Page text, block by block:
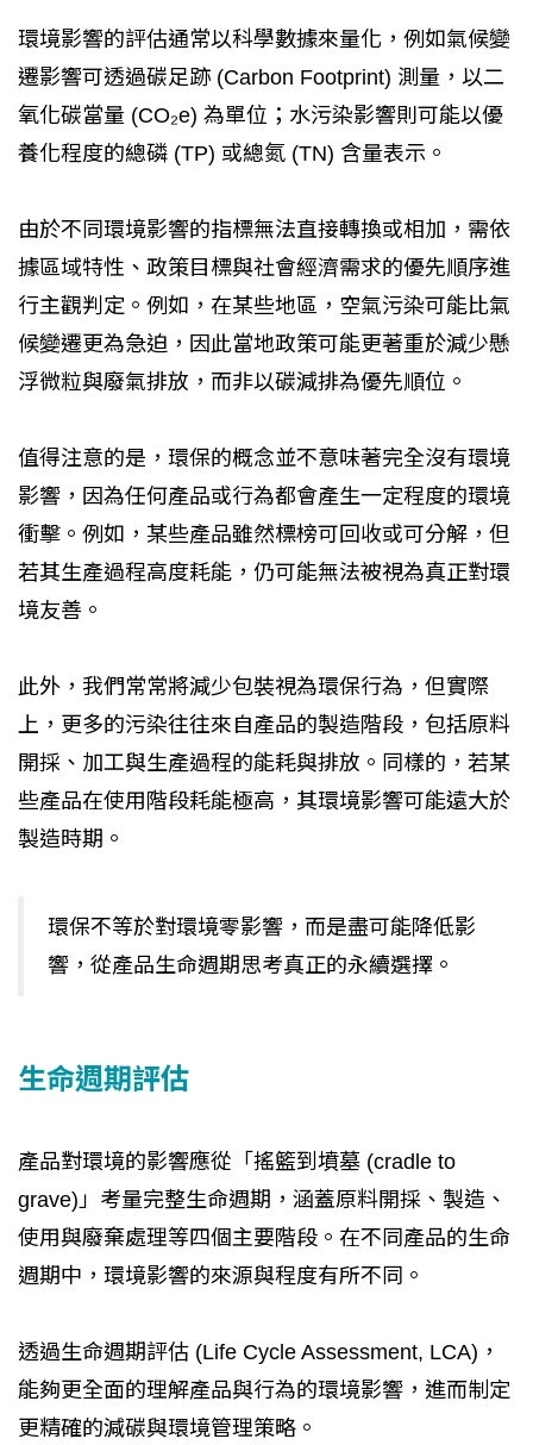
環境影響的評估通常以科學數據來量化，例如氣候變
遷影響可透過碳足跡 (Carbon Footprint) 測量，以二
氧化碳當量 (CO₂e) 為單位；水污染影響則可能以優
養化程度的總磷 (TP) 或總氮 (TN) 含量表示。
由於不同環境影響的指標無法直接轉換或相加，需依
據區域特性、政策目標與社會經濟需求的優先順序進
行主觀判定。例如，在某些地區，空氣污染可能比氣
候變遷更為急迫，因此當地政策可能更著重於減少懸
浮微粒與廢氣排放，而非以碳減排為優先順位。
值得注意的是，環保的概念並不意味著完全沒有環境
影響，因為任何產品或行為都會產生一定程度的環境
衝擊。例如，某些產品雖然標榜可回收或可分解，但
若其生產過程高度耗能，仍可能無法被視為真正對環
境友善。
此外，我們常常將減少包裝視為環保行為，但實際
上，更多的污染往往來自產品的製造階段，包括原料
開採、加工與生產過程的能耗與排放。同樣的，若某
些產品在使用階段耗能極高，其環境影響可能遠大於
製造時期。
環保不等於對環境零影響，而是盡可能降低影
響，從產品生命週期思考真正的永續選擇。
生命週期評估
產品對環境的影響應從「搖籃到墳墓 (cradle to
grave)」考量完整生命週期，涵蓋原料開採、製造、
使用與廢棄處理等四個主要階段。在不同產品的生命
週期中，環境影響的來源與程度有所不同。
透過生命週期評估 (Life Cycle Assessment, LCA)，
能夠更全面的理解產品與行為的環境影響，進而制定
更精確的減碳與環境管理策略。